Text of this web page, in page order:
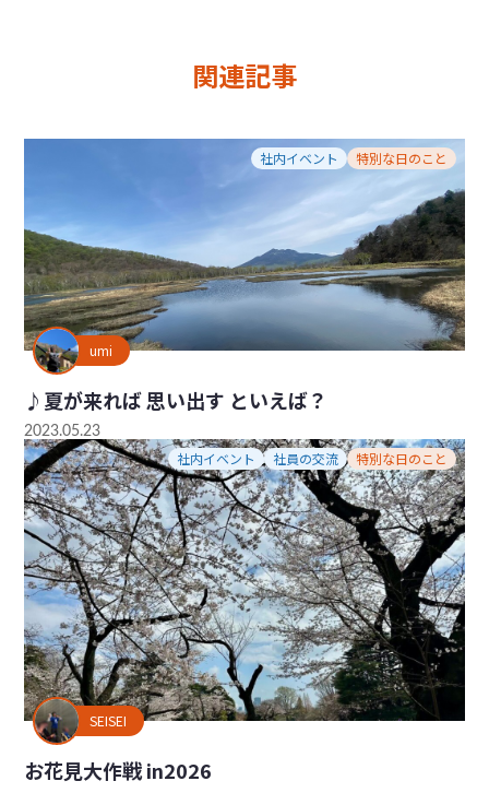
関連記事
社内イベント 特別な日のこと
umi
♪夏が来れば 思い出す といえば？
2023.05.23
社内イベント 社員の交流 特別な日のこと
SEISEI
お花見大作戦 in2026